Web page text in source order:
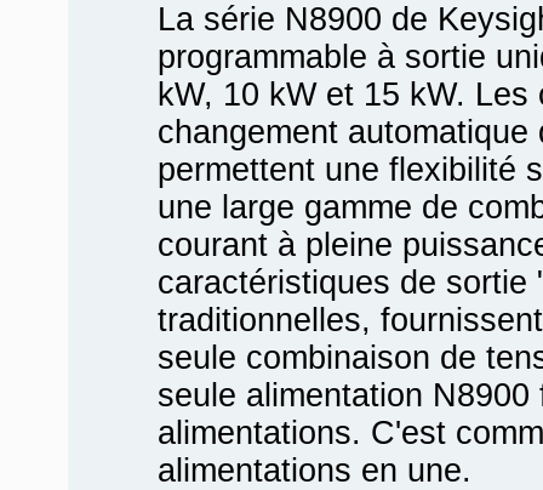
La série N8900 de
programmable à sortie
kW, 10 kW et 15 kW.
changement automatique
permettent une flexibilité
une large gamme de
courant à pleine
caractéristiques de sortie
traditionnelles,
seule combinaison de
seule alimentation
alimentations. C'est
alimentations en une.